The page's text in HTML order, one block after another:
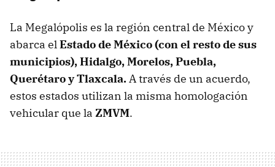
La Megalópolis es la región central de México y
abarca elEstado de México (con el resto de sus
municipios), Hidalgo, Morelos, Puebla,
Querétaro y Tlaxcala.A través de un acuerdo,
estos estados utilizan la misma homologación
vehicular que la ZMVM.